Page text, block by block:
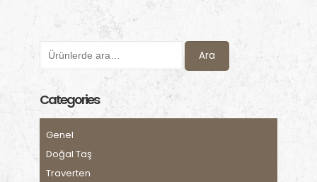
Ara
Categories
Genel
Doğal Taş
Traverten